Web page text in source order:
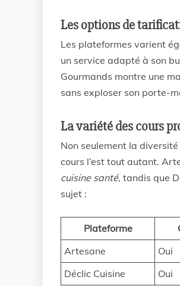
Les options de
Les plateformes varient
un service adapté à son
Gourmands montre une
sans exploser son porte-
La variété des cours
Non seulement la
cours l’est tout autant.
cuisine santé, tandis que
sujet :
Plateforme
Artesane
Oui
Déclic Cuisine
Oui